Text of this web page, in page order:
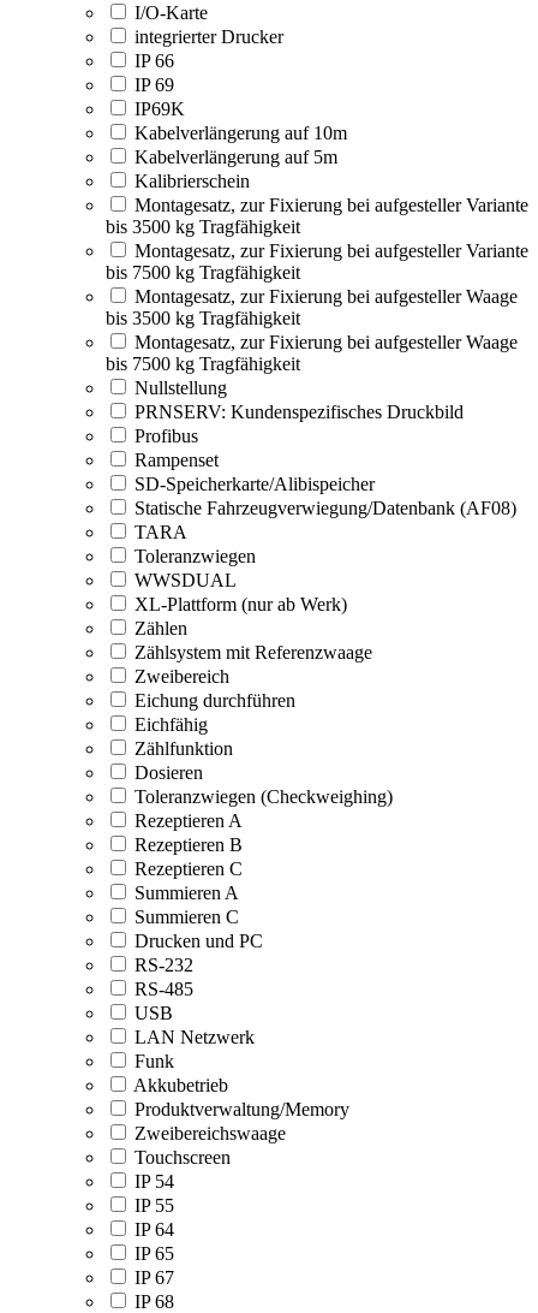
I/O-Karte
integrierter Drucker
IP 66
IP 69
IP69K
Kabelverlängerung auf 10m
Kabelverlängerung auf 5m
Kalibrierschein
Montagesatz, zur Fixierung bei aufgesteller Variante
bis 3500 kg Tragfähigkeit
Montagesatz, zur Fixierung bei aufgesteller Variante
bis 7500 kg Tragfähigkeit
Montagesatz, zur Fixierung bei aufgesteller Waage
bis 3500 kg Tragfähigkeit
Montagesatz, zur Fixierung bei aufgesteller Waage
bis 7500 kg Tragfähigkeit
Nullstellung
PRNSERV: Kundenspezifisches Druckbild
Profibus
Rampenset
SD-Speicherkarte/Alibispeicher
Statische Fahrzeugverwiegung/Datenbank (AF08)
TARA
Toleranzwiegen
WWSDUAL
XL-Plattform (nur ab Werk)
Zählen
Zählsystem mit Referenzwaage
Zweibereich
Eichung durchführen
Eichfähig
Zählfunktion
Dosieren
Toleranzwiegen (Checkweighing)
Rezeptieren A
Rezeptieren B
Rezeptieren C
Summieren A
Summieren C
Drucken und PC
RS-232
RS-485
USB
LAN Netzwerk
Funk
Akkubetrieb
Produktverwaltung/Memory
Zweibereichswaage
Touchscreen
IP 54
IP 55
IP 64
IP 65
IP 67
IP 68